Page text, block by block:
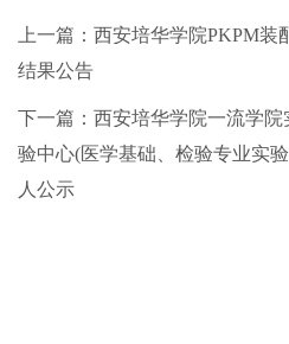
上一篇： 西安培华学院PKPM装
结果公告
下一篇： 西安培华学院一流学
验中心(医学基础、检验专业实
人公示